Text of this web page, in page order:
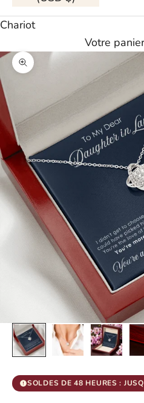
Chariot
Votre
Agrandir l'image
SOLDES DE 48 HEURES :